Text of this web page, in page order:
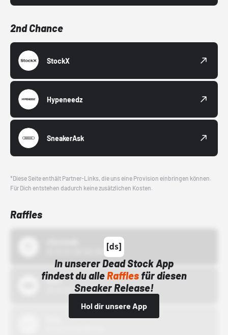
2nd Chance
StockX
Hypeneedz
SneakerAsk
*Diese Seite enthält Partner-Links, die uns eine Provision einbringen können.
Für Dich entstehen dadurch keine zusätzlichen Kosten.
Raffles
In unserer Dead Stock App
findest du alleRafflesfür diesen
Sneaker Release!
Hol dir unsere App
Bstn
01.10.22 00:00 Uhr